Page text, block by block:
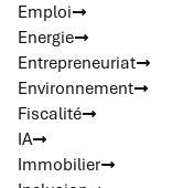
Emploi
Energie
Entrepreneuriat
Environnement
Fiscalité
IA
Immobilier